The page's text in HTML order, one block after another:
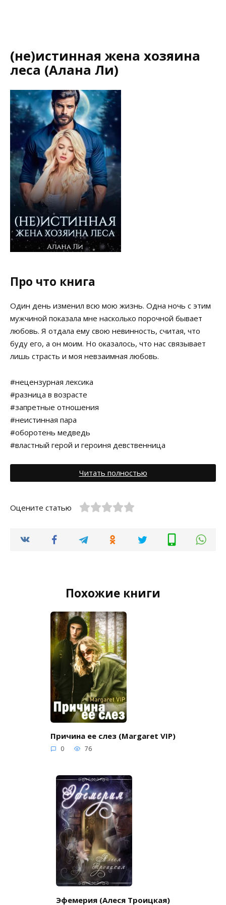
(не)истинная жена хозяина
леса (Алана Ли)
Про что книга
Один день изменил всю мою жизнь. Одна ночь с этим
мужчиной показала мне насколько порочной бывает
любовь. Я отдала ему свою невинность, считая, что
буду его, а он моим. Но оказалось, что нас связывает
лишь страсть и моя невзаимная любовь.
#нецензурная лексика
#разница в возрасте
#запретные отношения
#неистинная пара
#оборотень медведь
#властный герой и героиня девственница
Читать полностью
Оцените статью
Похожие книги
Причина ее слез (Margaret VIP)
0 76
Эфемерия (Алеся Троицкая)